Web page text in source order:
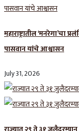
महाराष्ट्रातील ‘मनरेगा’चा
पासवान यांचे आश्वासन
July 31, 2026